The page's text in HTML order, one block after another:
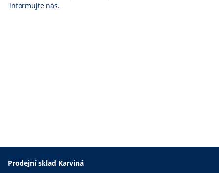
informujte nás.
Prodejní sklad Karviná